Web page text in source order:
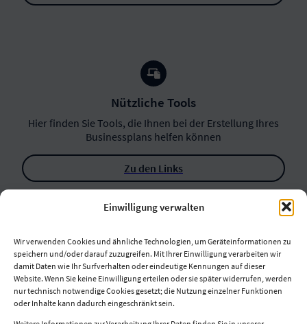
Einwilligung verwalten
Wir verwenden Cookies und ähnliche Technologien, um Geräteinformationen zu
speichern und/oder darauf zuzugreifen. Mit Ihrer Einwilligung verarbeiten wir
damit Daten wie Ihr Surfverhalten oder eindeutige Kennungen auf dieser
Website. Wenn Sie keine Einwilligung erteilen oder sie später widerrufen, werden
nur technisch notwendige Cookies gesetzt; die Nutzung einzelner Funktionen
oder Inhalte kann dadurch eingeschränkt sein.
Nützliche Tools
Hier finden Sie Tools, die Ihnen bei der Erstellung Ihres
Businessplans helfen können
Zu den Links